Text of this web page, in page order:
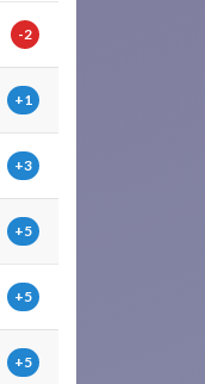
-2
+1
+3
+5
+5
+5